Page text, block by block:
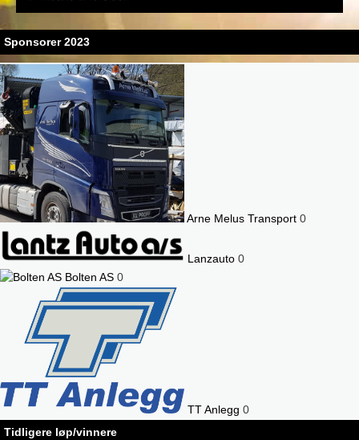
navigation
Sponsorer 2023
Arne Melus Transport 0
Lanzauto 0
Bolten AS 0
TT Anlegg 0
Tidligere løp/vinnere